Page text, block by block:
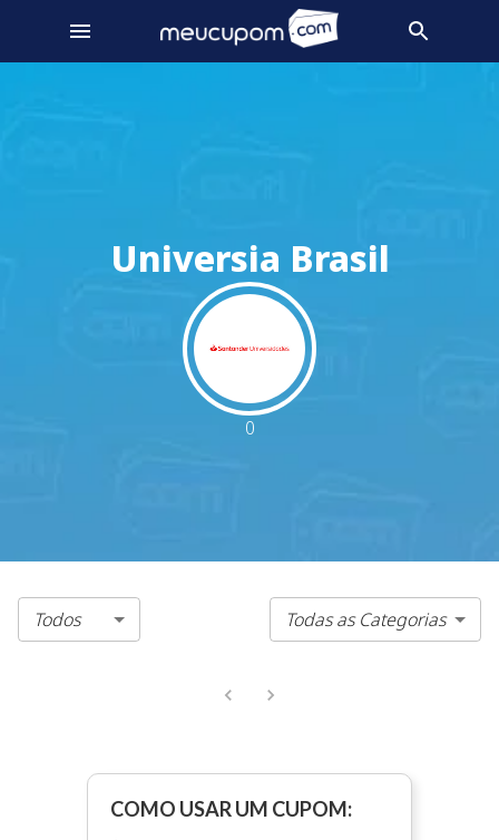
Universia Brasil
0
Todos Todas as Categorias
COMO USAR UM CUPOM: